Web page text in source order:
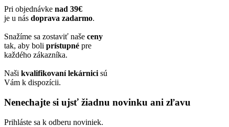
Pri objednávke nad 39€
je u nás doprava zadarmo.
Snažíme sa zostaviť naše ceny
tak, aby boli prístupné pre
každého zákazníka.
Naši kvalifikovaní lekárnicisú
Vám k dispozícii.
Nenechajte si ujsť žiadnu novinku ani zľavu
Prihláste sa k odberu noviniek.